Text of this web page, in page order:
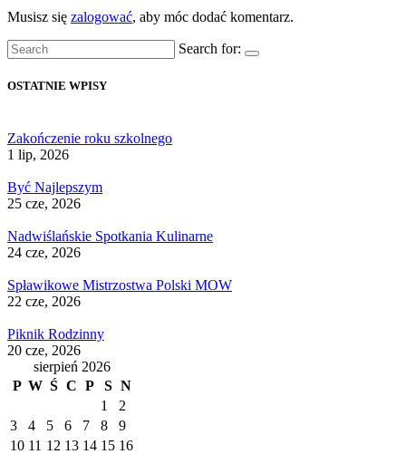
Musisz się zalogować, aby móc dodać komentarz.
Search for:
OSTATNIE WPISY
Zakończenie roku szkolnego
1 lip, 2026
Być Najlepszym
25 cze, 2026
Nadwiślańskie Spotkania Kulinarne
24 cze, 2026
Spławikowe Mistrzostwa Polski MOW
22 cze, 2026
Piknik Rodzinny
20 cze, 2026
sierpień 2026
P W Ś C P S N
1
2
3
4 5 6 7 8
9
10 11 12 13 14 15 16